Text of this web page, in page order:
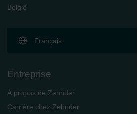
België
Français
Entreprise
À propos de Zehnder
Carrière chez Zehnder